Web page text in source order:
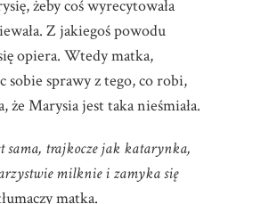
żeby coś wyrecytowała
Z jakiegoś powodu
opiera. Wtedy matka,
sobie sprawy z tego, co robi,
że Marysia jest taka nieśmiała.
sama, trajkocze jak katarynka,
milknie i zamyka się
matka.